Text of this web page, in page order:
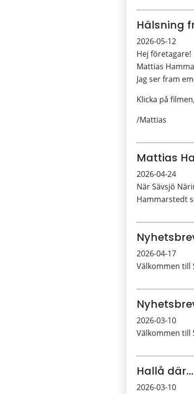
Hälsning
2026-05-12
Hej företagare!
Mattias
Jag ser fram
Klicka på
/Mattias
Mattias
2026-04-24
När Sävsjö
Hammarstedt
2026-04-17
Välkommen till
2026-03-10
Välkommen till
Hallå
2026-03-10